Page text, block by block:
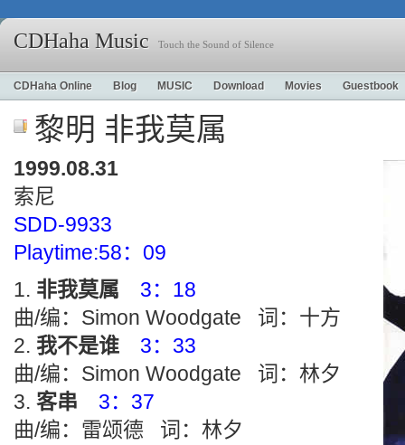
CDHaha Music Touch the Sound of Silence
CDHaha Online Blog MUSIC Download Movies Guestbook
黎明 非我莫属
1999.08.31
索尼
SDD-9933
Playtime:58：09
非我莫属
3：18
曲/编：Simon Woodgate 词：十方
我不是谁
3：33
曲/编：Simon Woodgate 词：林夕
客串
3：37
曲/编：雷颂德 词：林夕